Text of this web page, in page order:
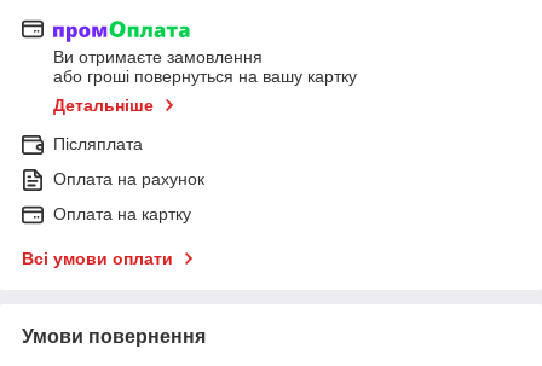
Ви отримаєте замовлення
або гроші повернуться на вашу картку
Детальніше
Післяплата
Оплата на рахунок
Оплата на картку
Всі умови оплати
Умови повернення